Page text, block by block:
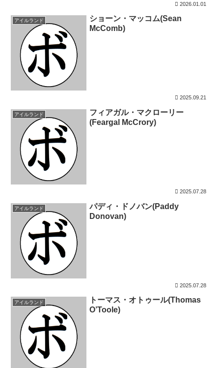
2026.01.01
アイルランド
ショーン・マッコム(Sean
McComb)
2025.09.21
アイルランド
フィアガル・マクローリー
(Feargal McCrory)
2025.07.28
アイルランド
パディ・ドノバン(Paddy
Donovan)
2025.07.28
アイルランド
トーマス・オトゥール(Thomas
O’Toole)